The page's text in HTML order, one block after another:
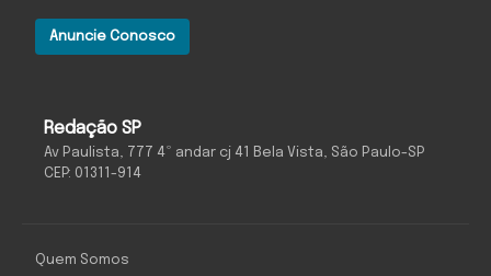
Redação SP
Av Paulista, 777 4º andar cj 41 Bela Vista, São Paulo-SP
CEP: 01311-914
Anuncie Conosco
Quem Somos